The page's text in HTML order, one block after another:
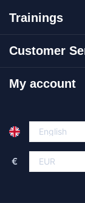
Trainings
Customer
My account
€